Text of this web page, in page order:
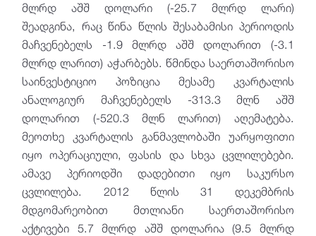
მლრდ აშშ დოლარი (-25.7 მლრდ ლარი)
შეადგინა, რაც წინა წლის შესაბამისი პერიოდის
მაჩვენებელს -1.9 მლრდ აშშ დოლარით (-3.1
მლრდ ლარით) აჭარბებს. წმინდა საერთაშორისო
საინვესტიციო პოზიცია მესამე კვარტალის
ანალოგიურ მაჩვენებელს -313.3 მლნ აშშ
დოლარით (-520.3 მლნ ლარით) აღემატება.
მეოთხე კვარტალის განმავლობაში უარყოფითი
იყო ოპერაციული, ფასის და სხვა ცვლილებები.
ამავე პერიოდში დადებითი იყო საკურსო
ცვლილება. 2012 წლის 31 დეკემბრის
მდგომარეობით მთლიანი საერთაშორისო
აქტივები 5.7 მლრდ აშშ დოლარია (9.5 მლრდ